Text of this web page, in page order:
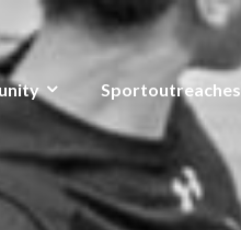
Sportoutreaches